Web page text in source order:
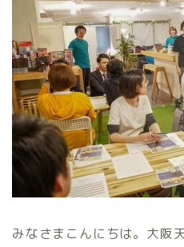
みなさまこんにちは。大阪